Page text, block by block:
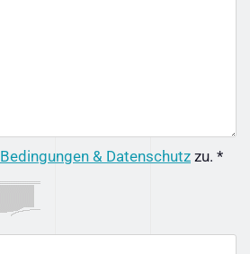
Bedingungen & Datenschutz zu. *